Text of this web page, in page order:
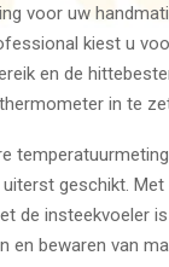
voor uw
kiest u
en de
in te
geschikt.
de insteekvoeler
en bewaren van